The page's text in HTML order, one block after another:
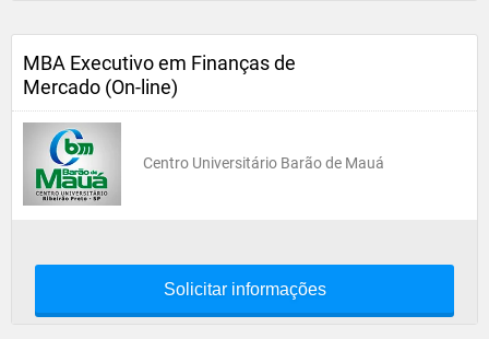
MBA Executivo em Finanças de
Mercado (On-line)
Centro Universitário Barão de Mauá
Solicitar informações